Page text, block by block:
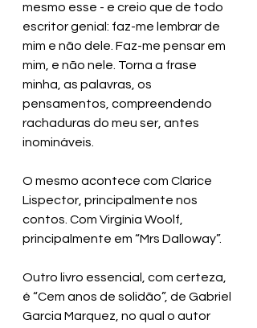
mesmo esse - e creio que de todo
escritor genial: faz-me lembrar de
mim e não dele. Faz-me pensar em
mim, e não nele. Torna a frase
minha, as palavras, os
pensamentos, compreendendo
rachaduras do meu ser, antes
inomináveis.
O mesmo acontece com Clarice
Lispector, principalmente nos
contos. Com Virgínia Woolf,
principalmente em “Mrs Dalloway”.
Outro livro essencial, com certeza,
é “Cem anos de solidão”, de Gabriel
Garcia Marquez, no qual o autor